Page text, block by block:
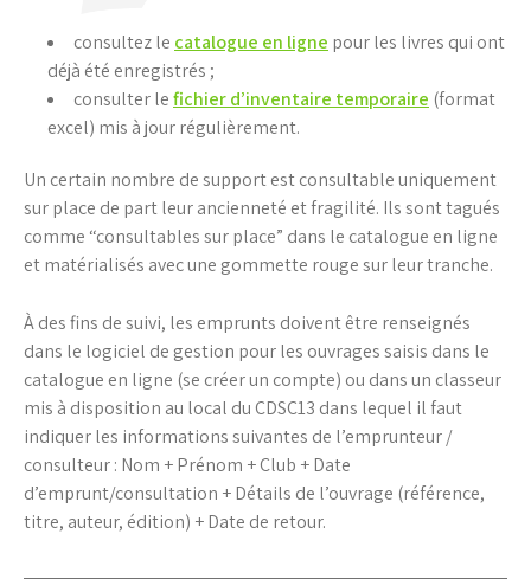
consultez le catalogue en ligne pour les livres qui ont
déjà été enregistrés ;
consulter lefichier d’inventaire temporaire (format
excel) mis à jour régulièrement.
Un certain nombre de support est consultable uniquement
sur place de part leur ancienneté et fragilité. Ils sont tagués
comme “consultables sur place” dans le catalogue en ligne
et matérialisés avec une gommette rouge sur leur tranche.
À des fins de suivi, les emprunts doivent être renseignés
dans le logiciel de gestion pour les ouvrages saisis dans le
catalogue en ligne (se créer un compte) ou dans un classeur
mis à disposition au local du CDSC13 dans lequel il faut
indiquer les informations suivantes de l’emprunteur /
consulteur : Nom + Prénom + Club + Date
d’emprunt/consultation + Détails de l’ouvrage (référence,
titre, auteur, édition) + Date de retour.